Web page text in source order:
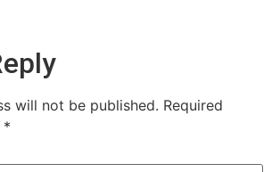
will not be published. Required
*